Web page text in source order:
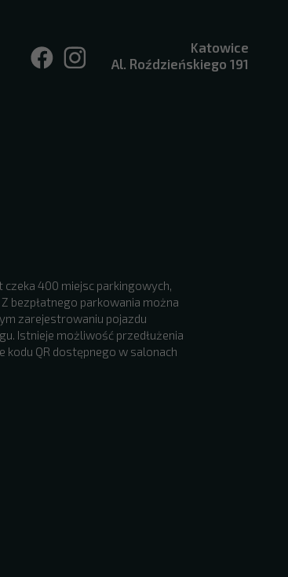
Katowice
Al. Roździeńskiego 191
400 miejsc parkingowych,
bezpłatnego parkowania można
zarejestrowaniu pojazdu
Istnieje możliwość przedłużenia
kodu QR dostępnego w salonach